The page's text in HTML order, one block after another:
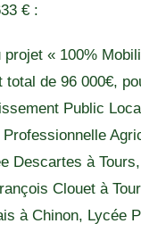
€ :
projet « 100%
total de 96 000€,
Public
Descartes à
Clouet à
à Chinon, Lycée